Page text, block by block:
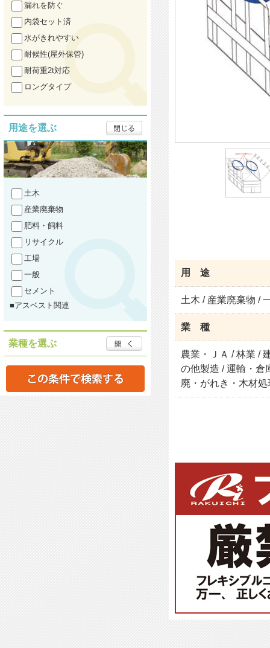
漏れを防ぐ
内袋セット済
水がきれやすい
耐候性(屋外保管)
耐荷重2t対応
ロングタイプ
用途を選ぶ
土木
産業廃棄物
肥料・飼料
リサイクル
工場
一般
セメント
■アスベスト関連
業種を選ぶ
用 途
土木 / 産業廃棄物 /
業 種
農業・ＪＡ / 林業 /
の他製造 / 運輸・倉
廃・がれき・木材処